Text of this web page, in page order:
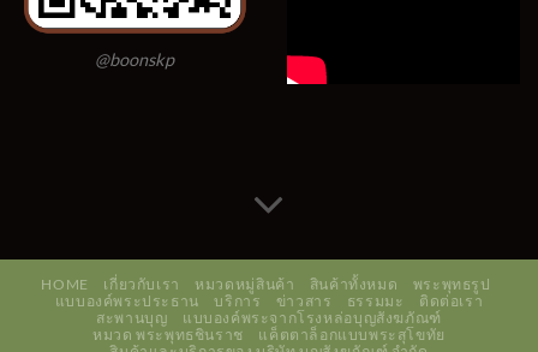
@boonskp
HOME เกี่ยวกับเรา หมวดหมู่สินค้า สินค้าทั้งหมด
พระพุทธรูป
แบบองค์พระประธาน
บริการ ข่าวสาร ธรรมมะ
ติดต่อเรา
สะพานบุญ
แบบองค์พระจากโรงหล่อบุญสังฆภัณฑ์
หมวด พระพุทธชินราช
แค็ตตาล็อกแบบพระสุโขทัย